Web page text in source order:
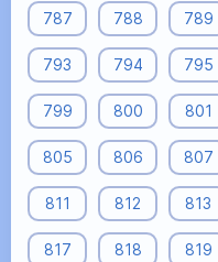
787 788 789
793 794 795
799 800 801
805 806 807
811 812 813
817 818 819